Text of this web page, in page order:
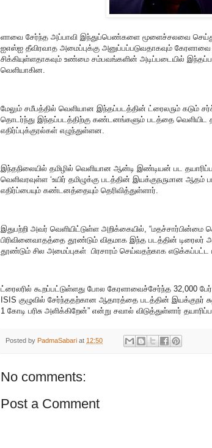
ளாவை சேர்ந்த அப்பாவி இந்துப்பெண்களை மூளைச்சலவை செய்து
ஐஎஸ்ஐ தீவிரவாத அமைப்புக்கு அனுப்பப்படுவதாகவும்
சிக்கியுள்ளதாகவும் உண்மை சம்பவங்களின் அடிப்படையில்
வெளியாகின.
மேலும் சமீபத்தில் வெளியான இந்தப்படத்தின் ட்ரைலரும் கடும்
தொடர்ந்து இந்தப்படத்திற்கு கண்டனங்களும் படத்தை வெளியிட
எதிர்ப்புக்குரல்கள் எழுந்துள்ளன.
இந்தநிலையில் தமிழில் வெளியான ஆன்டி இண்டியன் பட
வெளிவரவுள்ள ‘உயிர் தமிழுக்கு படத்தின் இயக்குநருமான
எதிர்ப்பையும் கண்டனத்தையும் தெரிவித்துள்ளார்.
இதுபற்றி அவர் வெளியிட்டுள்ள அறிக்கையில், “மதச்சார்பின்மை
பிரிவினைவாதத்தை தூண்டும் விதமாக இந்த படத்தின் டிரைலர்
தூண்டும் சில அமைப்புகள் பிரசாரம் செய்வதற்காக
ட்ரைலரில் கூறப்பட்டுள்ளது போல கேரளாவைச்சேர்ந்த 32,000
ISIS குழுவில் சேர்ந்ததற்கான ஆதாரத்தை படத்தின் இயக்குநர்
1 கோடி பரிசு அளிக்கிறேன்” என்று சவால் விடுத்துள்ளார்
Posted by PadmaSabari at 12:50
No comments:
Post a Comment